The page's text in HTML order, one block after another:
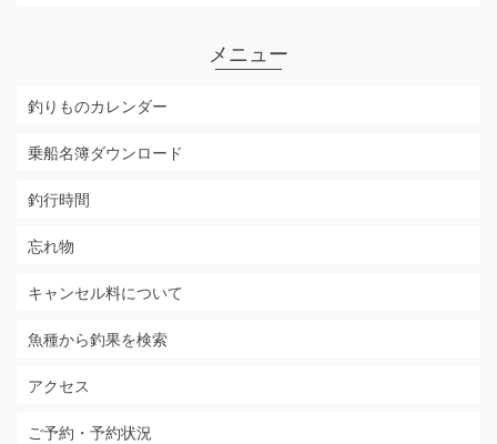
メニュー
釣りものカレンダー
乗船名簿ダウンロード
釣行時間
忘れ物
キャンセル料について
魚種から釣果を検索
アクセス
ご予約・予約状況